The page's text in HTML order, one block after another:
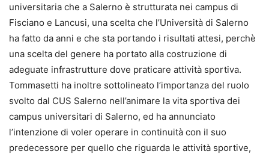
universitaria che a Salerno è strutturata nei campus di
Fisciano e Lancusi, una scelta che l’Università di Salerno
ha fatto da anni e che sta portando i risultati attesi, perchè
una scelta del genere ha portato alla costruzione di
adeguate infrastrutture dove praticare attività sportiva.
Tommasetti ha inoltre sottolineato l’importanza del ruolo
svolto dal CUS Salerno nell’animare la vita sportiva dei
campus universitari di Salerno, ed ha annunciato
l’intenzione di voler operare in continuità con il suo
predecessore per quello che riguarda le attività sportive,